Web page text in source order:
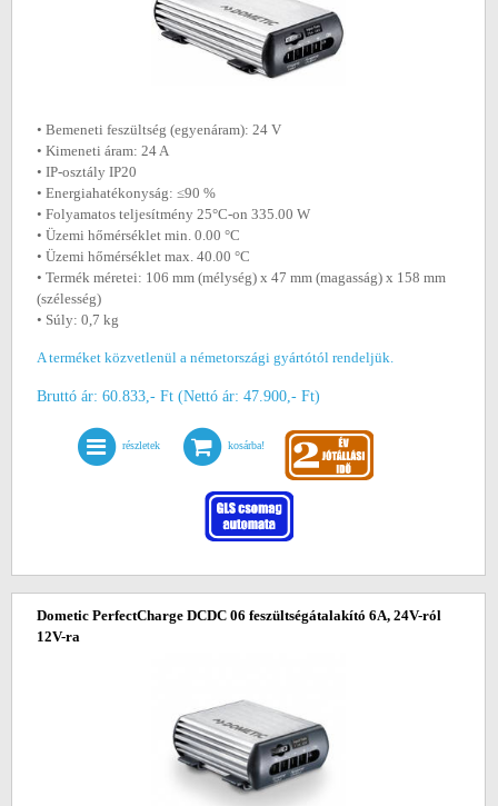
• Bemeneti feszültség (egyenáram): 24 V
• Kimeneti áram: 24 A
• IP-osztály IP20
• Energiahatékonyság: ≤90 %
• Folyamatos teljesítmény 25°C-on 335.00 W
• Üzemi hőmérséklet min. 0.00 °C
• Üzemi hőmérséklet max. 40.00 °C
• Termék méretei: 106 mm (mélység) x 47 mm (magasság) x 158 mm
(szélesség)
• Súly: 0,7 kg
A terméket közvetlenül a németországi gyártótól rendeljük.
Bruttó ár: 60.833,- Ft (Nettó ár: 47.900,- Ft)
részletek kosárba!
Dometic PerfectCharge DCDC 06 feszültségátalakító 6A, 24V-ról
12V-ra